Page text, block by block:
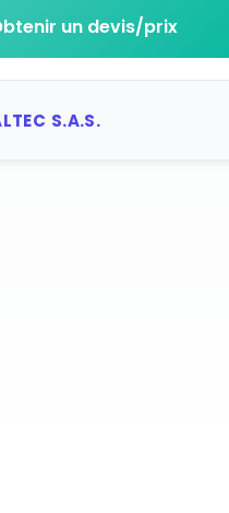
un devis/prix
S.A.S.